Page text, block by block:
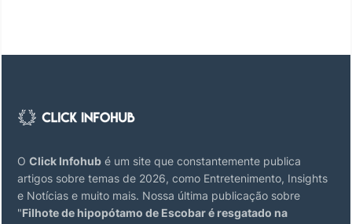
O Click Infohub é um site que constantemente publica
artigos sobre temas de 2026, como Entretenimento, Insights
e Notícias e muito mais. Nossa última publicação sobre
"Filhote de hipopótamo de Escobar é resgatado na